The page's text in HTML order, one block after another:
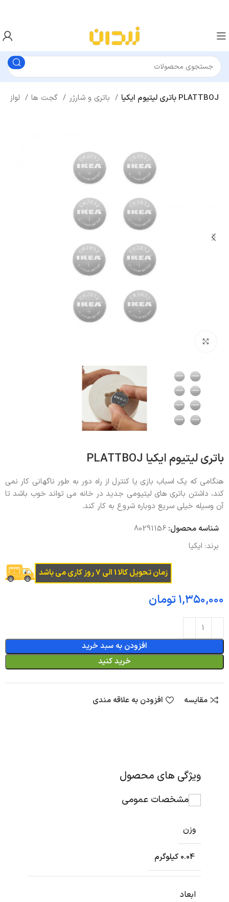
گجت ها باتری لیتیوم ایکیا PLATTBOJ
باتری لیتیوم ایکیا PLATTBOJ
هنگامی که یک اسباب بازی یا کنترل از راه دور به طور ناگهانی کار نمی
کند، داشتن باتری های لیتیومی جدید در خانه می تواند خوب باشد تا
آن وسیله خیلی سریع دوباره شروع به کار کند.
شناسه محصول:80291156
برند: ایکیا
زمان تحویل کالا 1 الی 7 روز کاری می باشد
تومان
افزودن به سبد خرید
خرید کنید
مقایسه افزودن به علاقه مندی
ویژگی های محصول
مشخصات عمومی
وزن
0.04 کیلوگرم
ابعاد